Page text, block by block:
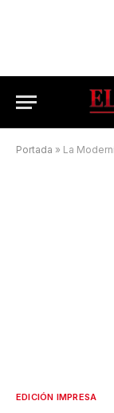
Portada » La
EDICIÓN IMPRESA